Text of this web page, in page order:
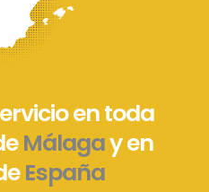
en toda
Málagay en
España